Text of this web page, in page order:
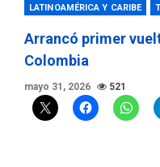
LATINOAMÉRICA Y CARIBE
Arrancó primer
Colombia
mayo 31, 2026 521